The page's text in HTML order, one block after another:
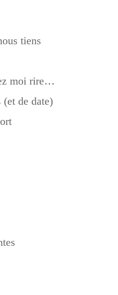
tiens
moi rire…
(et de date)